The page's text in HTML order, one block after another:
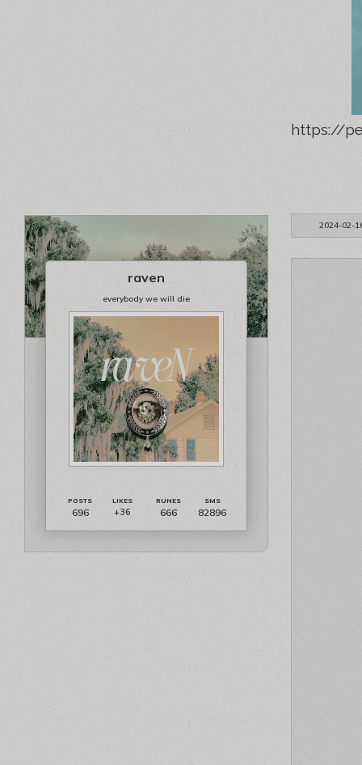
https://
2024-02-
raven
everybody we will die
696 +36 666 82896